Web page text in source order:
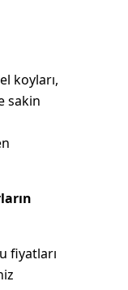
koyları,
sakin
fiyatları